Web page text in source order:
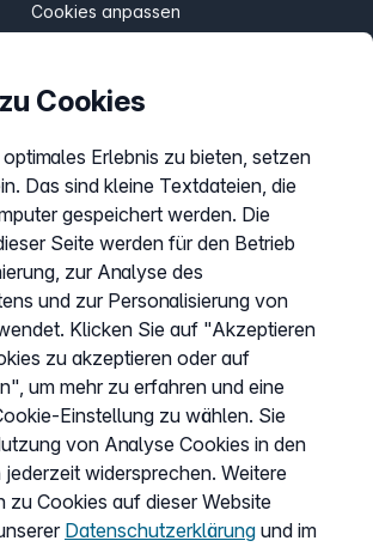
Cookies anpassen
Service
Hilfecenter
Webinare
Wissen & Ratgeber
Bandbreitengarantie
Verfügbarkeit prüfen
Barriere melden
Kündigung
Kundenportal Login
Vertrag widerrufen
Easybell-App
Cookies
Erlebnis zu bieten, setzen
Das sind kleine Textdateien, die
gespeichert werden. Die
Seite werden für den Betrieb
zur Analyse des
und zur Personalisierung von
Klicken Sie auf "Akzeptieren
zu akzeptieren oder auf
um mehr zu erfahren und eine
Einstellung zu wählen. Sie
von Analyse Cookies in den
jederzeit widersprechen. Weitere
zu Cookies auf dieser Website
Datenschutzerklärung und im